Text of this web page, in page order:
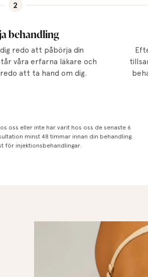
2
behandling
redo att påbörja din
våra erfarna läkare och
att ta hand om dig.
oss eller inte har varit hos oss de senaste 6
minst 48 timmar innan din behandling.
för injektionsbehandlingar.